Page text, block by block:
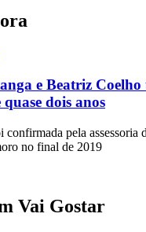
e Beatriz
dois anos
pela assessoria
no final de 2019
Vai Gostar